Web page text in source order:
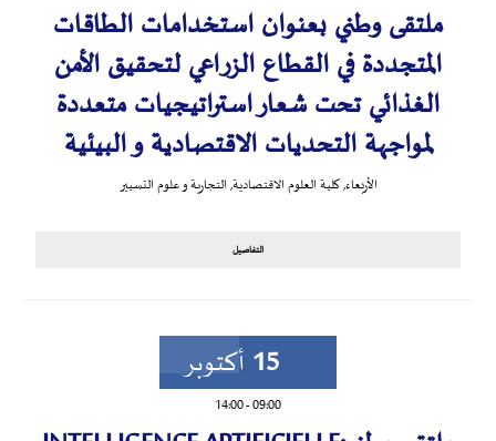
ملتقى وطني بعنوان استخدامات الطاقات
المتجددة في القطاع الزراعي لتحقيق الأمن
الغذائي تحت شعار استراتيجيات متعددة
لمواجهة التحديات الاقتصادية و البيئية
الأربعاء,كلية العلوم الاقتصادية, التجارية و علوم التسيير
التفاصيل
15 أكتوبر
09:00
-
14:00